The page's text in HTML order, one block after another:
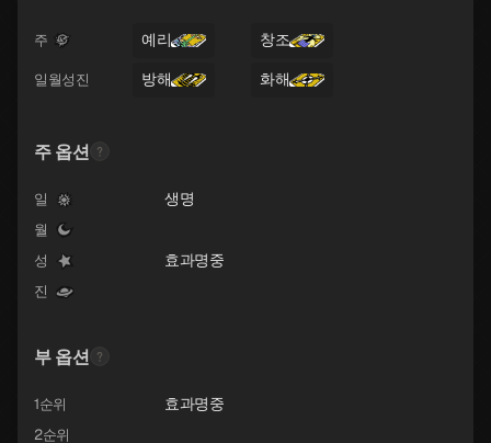
주 예리 창조
일월성진 방해 화해
주 옵션
일 생명
월
성
효과명중
진
부 옵션
1순위 효과명중
2순위